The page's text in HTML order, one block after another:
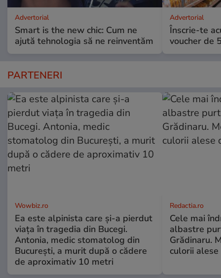
Advertorial
Smart is the new chic: Cum ne
ajută tehnologia să ne reinventăm
Advertorial
Înscrie-te
voucher de
PARTENERI
Wowbiz.ro
Ea este alpinista care și-a pierdut
viața în tragedia din Bucegi.
Antonia, medic stomatolog din
București, a murit după o cădere
de aproximativ 10 metri
Redactia.ro
Cele mai
albastre
Grădinaru.
culorii